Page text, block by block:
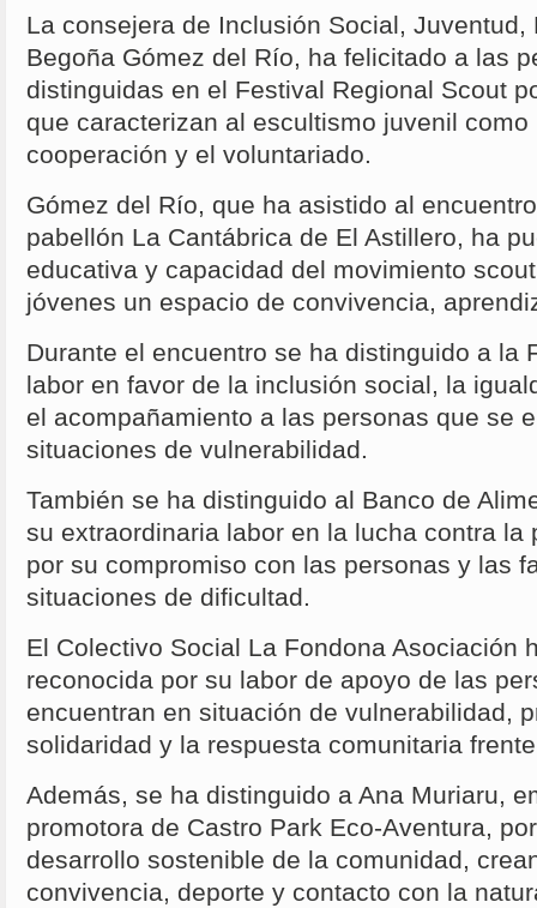
La consejera de Inclusión Social,
Begoña Gómez del Río, ha felicitado a las
distinguidas en el Festival Regional Scout
que caracterizan al escultismo juvenil
cooperación y el voluntariado.
Gómez del Río, que ha asistido al
pabellón La Cantábrica de El Astillero, ha
educativa y capacidad del movimiento
jóvenes un espacio de convivencia,
Durante el encuentro se ha distinguido a la
labor en favor de la inclusión social, la
el acompañamiento a las personas que se
situaciones de vulnerabilidad.
También se ha distinguido al Banco de
su extraordinaria labor en la lucha contra la
por su compromiso con las personas y las
situaciones de dificultad.
El Colectivo Social La Fondona Asociación
reconocida por su labor de apoyo de las
encuentran en situación de vulnerabilidad,
solidaridad y la respuesta comunitaria
Además, se ha distinguido a Ana Muriaru,
promotora de Castro Park Eco-Aventura,
desarrollo sostenible de la comunidad,
convivencia, deporte y contacto con la